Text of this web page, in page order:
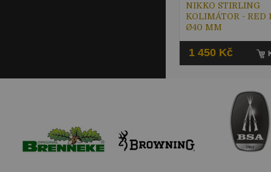
NIKKO STIRLING
KOLIMÁTOR - RED
Ø40 MM
1 450 Kč